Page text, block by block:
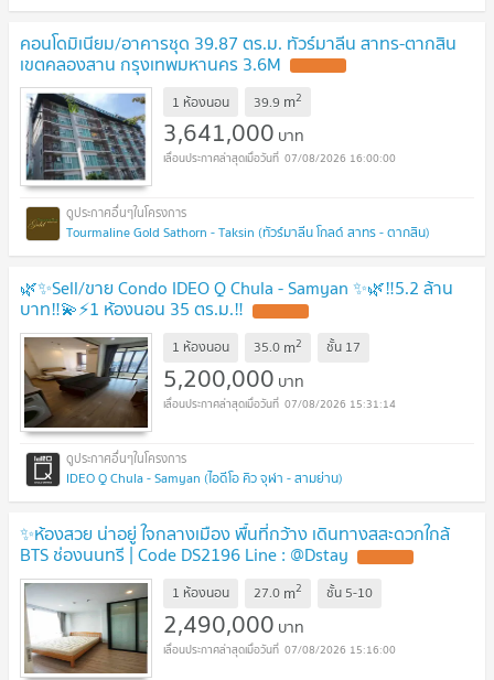
คอนโดมิเนียม/อาคารชุด 39.87 ตร.ม. ทัวร์มาลีน สาทร-ตากสิน
เขตคลองสาน กรุงเทพมหานคร 3.6M
1 ห้องนอน 39.9 m2
3,641,000 บาท
07/08/2026 16:00:00
Tourmaline Gold Sathorn - Taksin (ทัวร์มาลีน โกลด์ สาทร - ตากสิน)
🌿✨Sell/ขาย Condo IDEO Q Chula - Samyan ✨🌿‼️5.2 ล้าน
บาท‼️💫⚡️1 ห้องนอน 35 ตร.ม.‼️
1 ห้องนอน 35.0 m2 ชั้น 17
5,200,000 บาท
07/08/2026 15:31:14
IDEO Q Chula - Samyan (ไอดีโอ คิว จุฬา - สามย่าน)
✨ห้องสวย น่าอยู่ ใจกลางเมือง พื้นที่กว้าง เดินทางสสะดวกใกล้
BTS ช่องนนทรี | Code DS2196 Line : @Dstay
1 ห้องนอน 27.0 m2 ชั้น 5-10
2,490,000 บาท
07/08/2026 15:16:00